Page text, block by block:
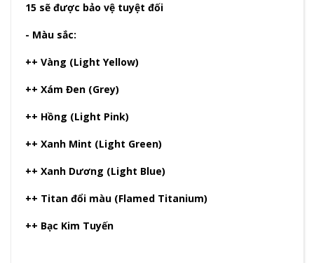
15 sẽ được bảo vệ tuyệt đối
- Màu sắc:
++ Vàng (Light Yellow)
++ Xám Đen (Grey)
++ Hồng (Light Pink)
++ Xanh Mint (Light Green)
++ Xanh Dương (Light Blue)
++ Titan đổi màu (Flamed Titanium)
++ Bạc Kim Tuyến